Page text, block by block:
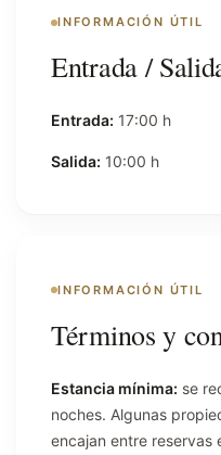
INFORMACIÓN ÚTIL
Entrada /
Entrada: 17:00 h
Salida: 10:00 h
INFORMACIÓN ÚTIL
Términos y
Estancia mínima: se
noches. Algunas
encajan entre reservas